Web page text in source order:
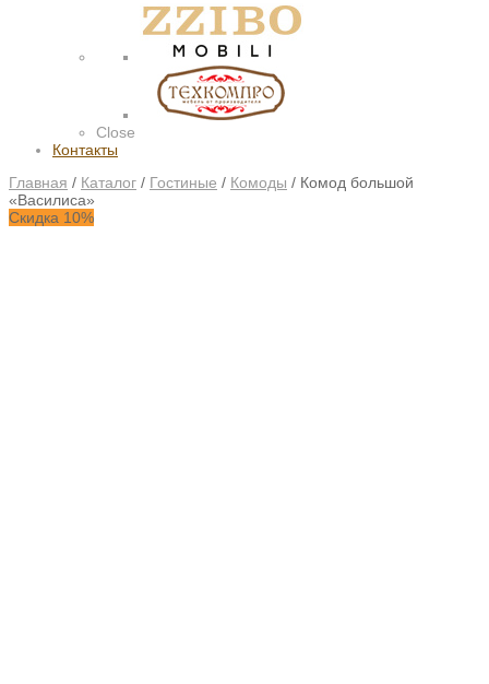
Close
Контакты
Главная / Каталог / Гостиные / Комоды / Комод большой
«Василиса»
Скидка 10%